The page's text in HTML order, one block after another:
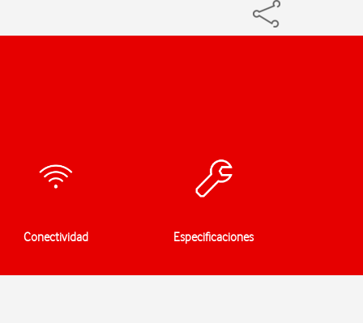
Conectividad Especificaciones